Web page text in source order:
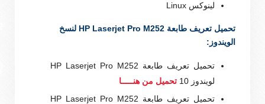
لينوكس Linux
تحميل تعريف طابعة HP Laserjet Pro M252 لنسخ
الويندوز:
تحميل تعريف طابعة HP Laserjet Pro M252
لويندوز 10
تحميل من هنـــــا
تحميل تعريف طابعة HP Laserjet Pro M252